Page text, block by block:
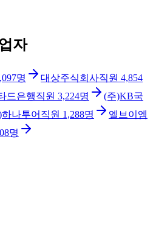
자
명 대상주식회사직원 4,854
드은행직원 3,224명
(주)KB국
나투어 직원 1,288명
엘브이엠
명